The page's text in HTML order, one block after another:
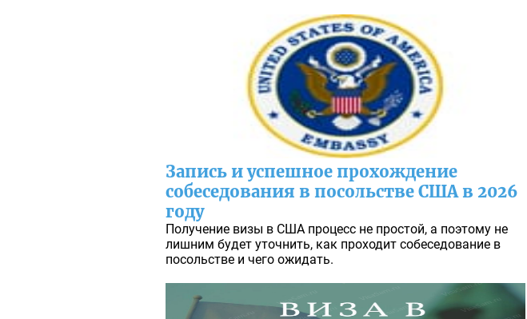
Запись и успешное прохождение
собеседования в посольстве США в 2026
году
Получение визы в США процесс не простой, а поэтому не
лишним будет уточнить, как проходит собеседование в
посольстве и чего ожидать.